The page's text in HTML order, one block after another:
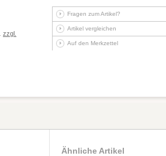
zzgl.
Fragen zum Artikel?
Artikel vergleichen
Auf den Merkzettel
Ähnliche Artikel